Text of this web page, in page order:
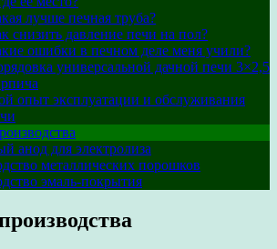
лучше печная труба?
снизить давление печи на пол?
ошибки в печном деле меня учили?
универсальной дачной печи 3×2,5
опыт эксплуатации и обслуживания
анод для электролиза
металлических порошков
эмаль-покрытия